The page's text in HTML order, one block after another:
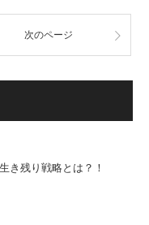
次のページ
き残り戦略とは？！